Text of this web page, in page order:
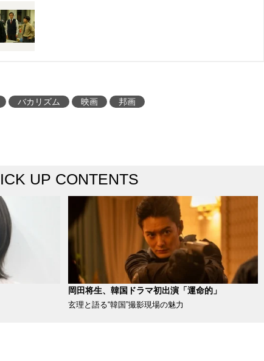
バカリズム 映画 邦画
UP CONTENTS
岡田将生、韓国ドラマ初出演「運命的」
玄理と語る“韓国”撮影現場の魅力